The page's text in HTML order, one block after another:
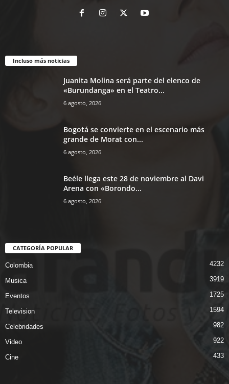
Incluso más noticias
Juanita Molina será parte del elenco de
«Burundanga» en el Teatro...
6 agosto, 2026
Bogotá se convierte en el escenario más
grande de Morat con...
6 agosto, 2026
Beéle llega este 28 de noviembre al Davi
Arena con «Borondo...
6 agosto, 2026
CATEGORÍA POPULAR
Colombia 4232
Musica 3919
Eventos 1725
Television 1594
Celebridades 982
Video 922
Cine 433